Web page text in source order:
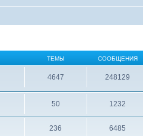
ТЕМЫ СООБЩЕНИЯ
4647 248129
50 1232
236 6485